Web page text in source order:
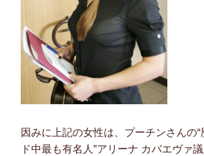
因みに上記の女性は、プーチンさんの
ド中最も有名人”アリーナ カバエヴァ